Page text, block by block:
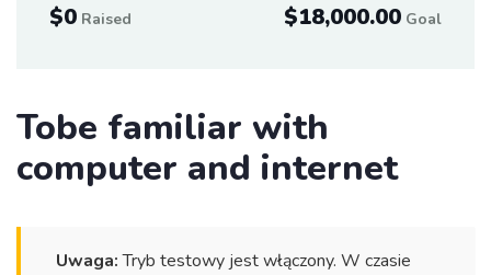
$18,000.00 Goal
$0 Raised
Tobe familiar with
computer and internet
Uwaga:Tryb testowy jest włączony. W czasie